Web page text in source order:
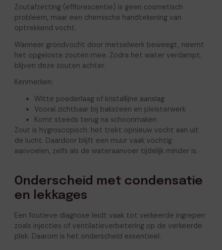
Zoutafzetting (efflorescentie) is geen cosmetisch
probleem, maar een chemische handtekening van
optrekkend vocht.
Wanneer grondvocht door metselwerk beweegt, neemt
het opgeloste zouten mee. Zodra het water verdampt,
blijven deze zouten achter.
Kenmerken:
Witte poederlaag of kristallijne aanslag
Vooral zichtbaar bij baksteen en pleisterwerk
Komt steeds terug na schoonmaken
Zout is hygroscopisch: het trekt opnieuw vocht aan uit
de lucht. Daardoor blijft een muur vaak vochtig
aanvoelen, zelfs als de wateraanvoer tijdelijk minder is.
Onderscheid met condensatie
en lekkages
Een foutieve diagnose leidt vaak tot verkeerde ingrepen
zoals injecties of ventilatieverbetering op de verkeerde
plek. Daarom is het onderscheid essentieel.